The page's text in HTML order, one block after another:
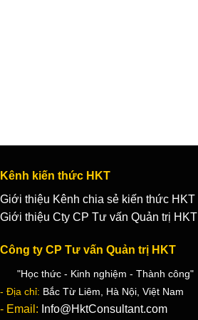
Kênh kiến thức HKT
Giới thiệu Kênh chia sẻ kiến thức HKT
Giới thiệu Cty CP Tư vấn Quản trị HKT
Công ty CP Tư vấn Quản trị HKT
"Học thức - Kinh nghiệm - Thành công"
- Địa chỉ: Bắc Từ Liêm, Hà Nội, Việt Nam
- Email: Info@HktConsultant.com